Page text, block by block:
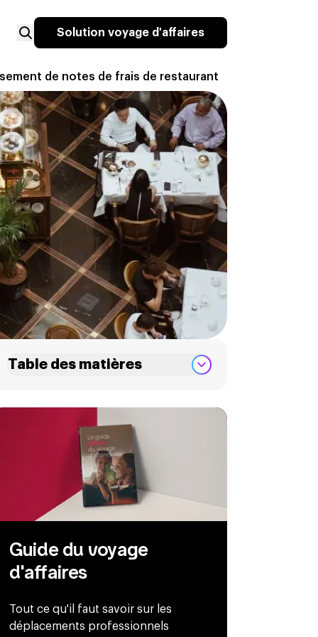
Solution voyage d'affaires
de notes de frais de restaurant
Table des matières
Guide du voyage
d'affaires
Tout ce qu'il faut savoir sur les
déplacements professionnels